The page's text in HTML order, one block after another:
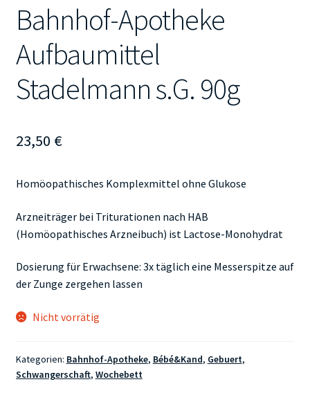
Bahnhof-Apotheke
Aufbaumittel
Stadelmann s.G. 90g
23,50 €
Homöopathisches Komplexmittel ohne Glukose
Arzneiträger bei Triturationen nach HAB
(Homöopathisches Arzneibuch) ist Lactose-Monohydrat
Dosierung für Erwachsene: 3x täglich eine Messerspitze auf
der Zunge zergehen lassen
Nicht vorrätig
Kategorien: Bahnhof-Apotheke, Bébé&Kand, Gebuert,
Schwangerschaft, Wochebett